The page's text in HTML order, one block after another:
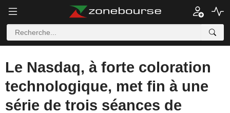
Le Nasdaq, à forte coloration
technologique, met fin à une
série de trois séances de